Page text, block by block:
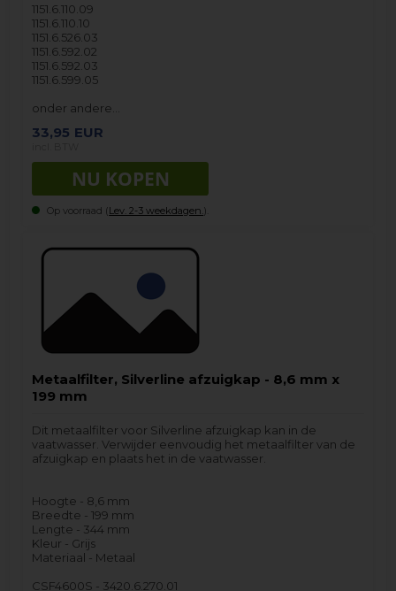
1151.6.110.09
1151.6.110.10
1151.6.526.03
1151.6.592.02
1151.6.592.03
1151.6.599.05
onder andere…
33,95 EUR
Op voorraad (Lev. 2-3 weekdagen. ).
Metaalfilter, Silverline afzuigkap - 8,6 mm x
199 mm
Dit metaalfilter voor Silverline afzuigkap kan in de
vaatwasser. Verwijder eenvoudig het metaalfilter van de
afzuigkap en plaats het in de vaatwasser.
Hoogte - 8,6 mm
Breedte - 199 mm
Lengte - 344 mm
Kleur - Grijs
Materiaal - Metaal
CSF4600S - 3420.6.270.01